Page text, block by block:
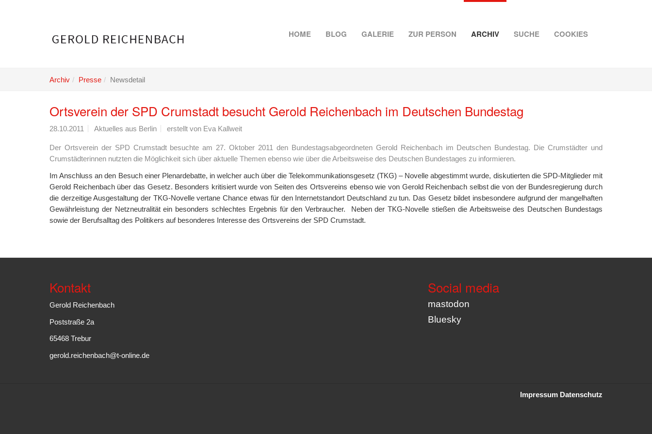
HOME BLOG GALERIE ZUR PERSON ARCHIV SUCHE COOKIES
Archiv Presse Newsdetail
Ortsverein der SPD Crumstadt besucht Gerold Reichenbach im Deutschen Bundestag
28.10.2011 Aktuelles aus Berlin erstellt von Eva Kallweit
Der Ortsverein der SPD Crumstadt besuchte am 27. Oktober 2011 den Bundestagsabgeordneten Gerold Reichenbach im Deutschen Bundestag. Die Crumstädter und
Crumstädterinnen nutzten die Möglichkeit sich über aktuelle Themen ebenso wie über die Arbeitsweise des Deutschen Bundestages zu informieren.
Im Anschluss an den Besuch einer Plenardebatte, in welcher auch über die Telekommunikationsgesetz (TKG) – Novelle abgestimmt wurde, diskutierten die SPD-Mitglieder mit
Gerold Reichenbach über das Gesetz. Besonders kritisiert wurde von Seiten des Ortsvereins ebenso wie von Gerold Reichenbach selbst die von der Bundesregierung durch
die derzeitige Ausgestaltung der TKG-Novelle vertane Chance etwas für den Internetstandort Deutschland zu tun. Das Gesetz bildet insbesondere aufgrund der mangelhaften
Gewährleistung der Netzneutralität ein besonders schlechtes Ergebnis für den Verbraucher. Neben der TKG-Novelle stießen die Arbeitsweise des Deutschen Bundestags
sowie der Berufsalltag des Politikers auf besonderes Interesse des Ortsvereins der SPD Crumstadt.
Kontakt
Gerold Reichenbach
Poststraße 2a
65468 Trebur
gerold.reichenbach@t-online.de
Social media
mastodon
Bluesky
Impressum Datenschutz